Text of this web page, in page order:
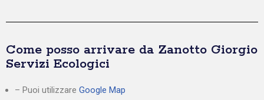
Come posso arrivare da Zanotto Giorgio
Servizi Ecologici
– Puoi utilizzare Google Map